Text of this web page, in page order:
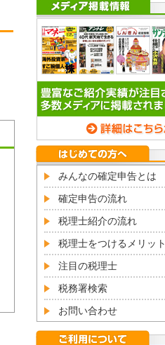
みんなの確定申告とは
確定申告の流れ
税理士紹介の流れ
税理士をつけるメリット
注目の税理士
税務署検索
お問い合わせ